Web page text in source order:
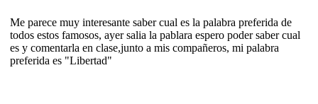
Me parece muy interesante saber cual es la palabra preferida de
todos estos famosos, ayer salia la pablara espero poder saber cual
es y comentarla en clase,junto a mis compañeros, mi palabra
preferida es "Libertad"